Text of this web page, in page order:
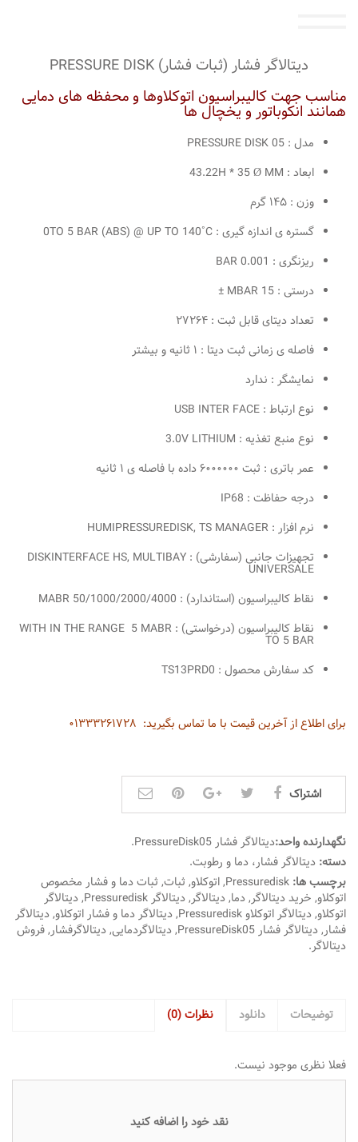
دیتالاگر فشار (ثبات فشار) PRESSURE DISK
مناسب جهت کالیبراسیون اتوکلاوها و محفظه های دمایی
همانند انکوباتور و یخچال ها
مدل : PRESSURE DISK 05
ابعاد : 43.22H * 35 Ø MM
وزن : ۱۴۵ گرم
گستره ی اندازه گیری : 0TO 5 BAR (ABS) @ UP TO 140˚C
ریزنگری : 0.001 BAR
درستی : 15 MBAR ±
تعداد دیتای قابل ثبت : ۲۷۲۶۴
فاصله ی زمانی ثبت دیتا : ۱ ثانیه و بیشتر
نمایشگر : ندارد
نوع ارتباط : USB INTER FACE
نوع منبع تغذیه : 3.0V LITHIUM
عمر باتری : ثبت ۶۰۰۰۰۰۰ داده با فاصله ی ۱ ثانیه
درجه حفاظت : IP68
نرم افزار : HUMIPRESSUREDISK, TS MANAGER
تجهیزات جانبی (سفارشی) : DISKINTERFACE HS, MULTIBAY
UNIVERSALE
نقاط کالیبراسیون (استاندارد) : 50/1000/2000/4000 MABR
نقاط کالیبراسیون (درخواستی) : WITH IN THE RANGE 5 MABR
TO 5 BAR
کد سفارش محصول : TS13PRD0
برای اطلاع از آخرین قیمت با ما تماس بگیرید: ۰۱۳۳۳۲۶۱۷۲۸
اشتراک
نگهدارنده واحد:دیتالاگر فشار PressureDisk05
.
دسته: دیتالاگر فشار، دما و رطوبت.
برچسب ها: Pressuredisk
,اتوکلاو, ثبات, ثبات دما و فشار مخصوص
اتوکلاو, خرید دیتالاگر,دما,دیتالاگر,دیتالاگر Pressuredisk ,دیتالاگر
اتوکلاو,دیتالاگر اتوکلاو Pressuredisk ,دیتالاگر دما و فشار اتوکلاو,دیتالاگر
فشار,دیتالاگر فشار PressureDisk05 ,دیتالاگردمایی,دیتالاگرفشار,فروش
دیتالاگر.
توضیحات دانلود نظرات (0)
فعلا نظری موجود نیست.
نقد خود را اضافه کنید